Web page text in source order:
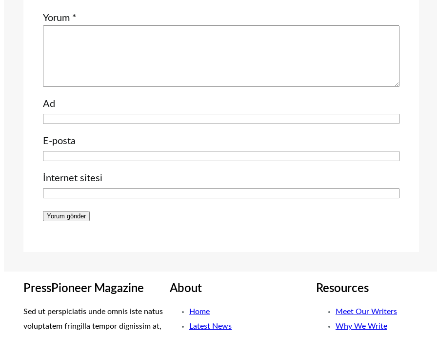
Yorum *
Ad
E-posta
İnternet sitesi
PressPioneer Magazine
Sed ut perspiciatis unde omnis iste natus
voluptatem fringilla tempor dignissim at,
About
Home
Latest News
Resources
Meet Our Writers
Why We Write